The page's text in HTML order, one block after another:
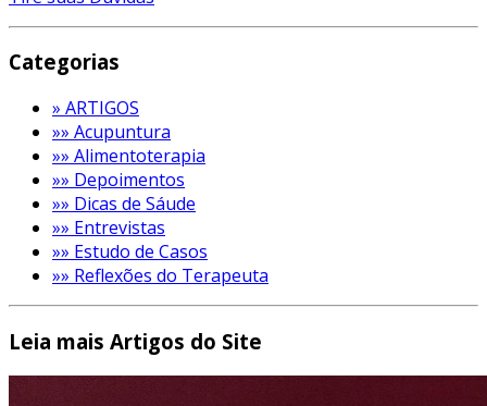
Categorias
» ARTIGOS
»» Acupuntura
»» Alimentoterapia
»» Depoimentos
»» Dicas de Sáude
»» Entrevistas
»» Estudo de Casos
»» Reflexões do Terapeuta
Leia mais Artigos do Site